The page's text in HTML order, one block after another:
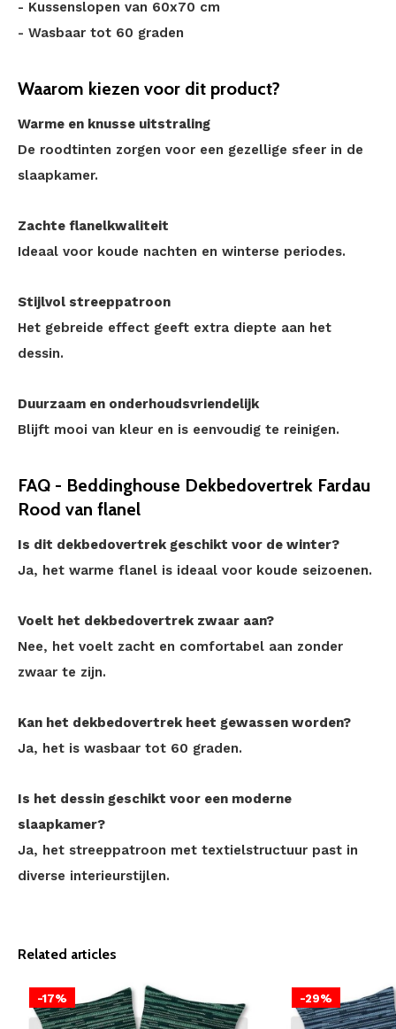
- Kussenslopen van 60x70 cm
- Wasbaar tot 60 graden
Waarom kiezen voor dit product?
Warme en knusse uitstraling
De roodtinten zorgen voor een gezellige sfeer in de
slaapkamer.
Zachte flanelkwaliteit
Ideaal voor koude nachten en winterse periodes.
Stijlvol streeppatroon
Het gebreide effect geeft extra diepte aan het
dessin.
Duurzaam en onderhoudsvriendelijk
Blijft mooi van kleur en is eenvoudig te reinigen.
FAQ - Beddinghouse Dekbedovertrek Fardau
Rood van flanel
Is dit dekbedovertrek geschikt voor de winter?
Ja, het warme flanel is ideaal voor koude seizoenen.
Voelt het dekbedovertrek zwaar aan?
Nee, het voelt zacht en comfortabel aan zonder
zwaar te zijn.
Kan het dekbedovertrek heet gewassen worden?
Ja, het is wasbaar tot 60 graden.
Is het dessin geschikt voor een moderne
slaapkamer?
Ja, het streeppatroon met textielstructuur past in
diverse interieurstijlen.
Related articles
-17% -29%